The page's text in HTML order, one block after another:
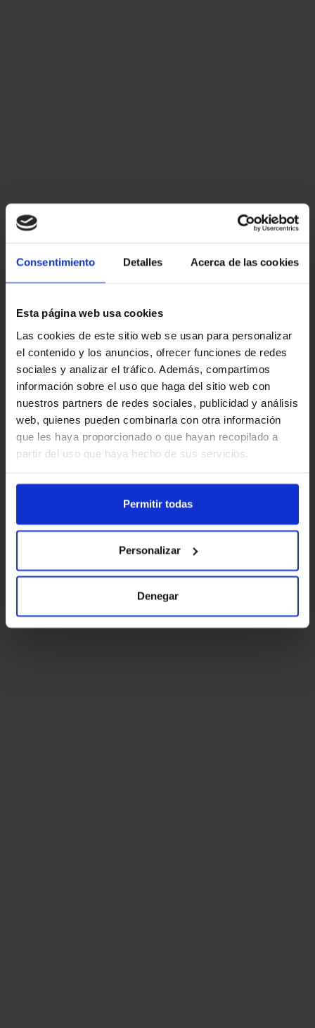
Consentimiento Detalles Acerca de las cookies
Esta página web usa cookies
Las cookies de este sitio web se usan para personalizar
el contenido y los anuncios, ofrecer funciones de redes
sociales y analizar el tráfico. Además, compartimos
información sobre el uso que haga del sitio web con
nuestros partners de redes sociales, publicidad y análisis
web, quienes pueden combinarla con otra información
que les haya proporcionado o que hayan recopilado a
partir del uso que haya hecho de sus servicios.
Permitir todas
Personalizar
Denegar